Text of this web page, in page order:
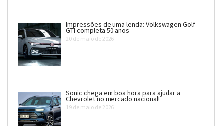
Impressões de uma lenda: Volkswagen Golf
GTI completa 50 anos
20 de maio de 2026
Sonic chega em boa hora para ajudar a
Chevrolet no mercado nacional!
19 de maio de 2026